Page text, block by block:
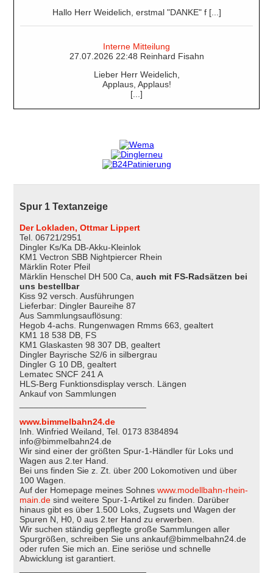
Hallo Herr Weidelich, erstmal "DANKE" f [...]
Interne Mitteilung
27.07.2026 22:48 Reinhard Fisahn
Lieber Herr Weidelich,
Applaus, Applaus!
[...]
Spur 1 Textanzeige
Der Lokladen, Ottmar Lippert
Tel. 06721/2951
Dingler Ks/Ka DB-Akku-Kleinlok
KM1 Vectron SBB Nightpiercer Rhein
Märklin Roter Pfeil
Märklin Henschel DH 500 Ca,auch mit FS-Radsätzen bei
uns bestellbar
Kiss 92 versch. Ausführungen
Lieferbar: Dingler Baureihe 87
Aus Sammlungsauflösung:
Hegob 4-achs. Rungenwagen Rmms 663, gealtert
KM1 18 538 DB, FS
KM1 Glaskasten 98 307 DB, gealtert
Dingler Bayrische S2/6 in silbergrau
Dingler G 10 DB, gealtert
Lematec SNCF 241 A
HLS-Berg Funktionsdisplay versch. Längen
Ankauf von Sammlungen
www.bimmelbahn24.de
Inh. Winfried Weiland, Tel. 0173 8384894
info@bimmelbahn24.de
Wir sind einer der größten Spur-1-Händler für Loks und
Wagen aus 2.ter Hand.
Bei uns finden Sie z. Zt. über 200 Lokomotiven und über
100 Wagen.
Auf der Homepage meines Sohneswww.modellbahn-rhein-
main.de sind weitere Spur-1-Artikel zu finden. Darüber
hinaus gibt es über 1.500 Loks, Zugsets und Wagen der
Spuren N, H0, 0 aus 2.ter Hand zu erwerben.
Wir suchen ständig gepflegte große Sammlungen aller
Spurgrößen, schreiben Sie uns ankauf@bimmelbahn24.de
oder rufen Sie mich an. Eine seriöse und schnelle
Abwicklung ist garantiert.